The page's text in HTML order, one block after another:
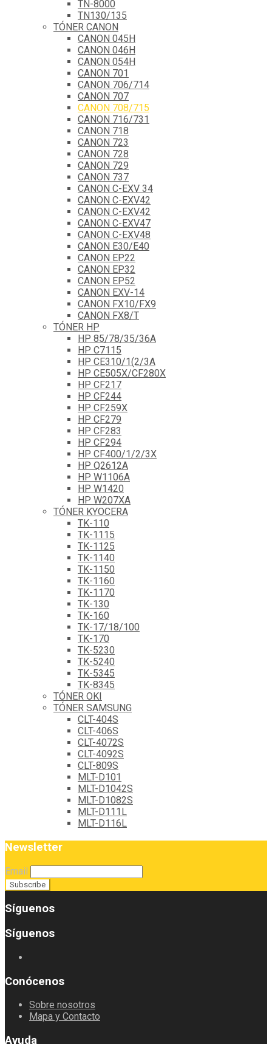
TN-8000
TN130/135
TÓNER CANON
CANON 045H
CANON 046H
CANON 054H
CANON 701
CANON 706/714
CANON 707
CANON 708/715
CANON 716/731
CANON 718
CANON 723
CANON 728
CANON 729
CANON 737
CANON C-EXV 34
CANON C-EXV42
CANON C-EXV42
CANON C-EXV47
CANON C-EXV48
CANON E30/E40
CANON EP22
CANON EP32
CANON EP52
CANON EXV-14
CANON FX10/FX9
CANON FX8/T
TÓNER HP
HP 85/78/35/36A
HP C7115
HP CE310/1(2/3A
HP CE505X/CF280X
HP CF217
HP CF244
HP CF259X
HP CF279
HP CF283
HP CF294
HP CF400/1/2/3X
HP Q2612A
HP W1106A
HP W1420
HP W207XA
TÓNER KYOCERA
TK-110
TK-1115
TK-1125
TK-1140
TK-1150
TK-1160
TK-1170
TK-130
TK-160
TK-17/18/100
TK-170
TK-5230
TK-5240
TK-5345
TK-8345
TÓNER OKI
TÓNER SAMSUNG
CLT-404S
CLT-406S
CLT-4072S
CLT-4092S
CLT-809S
MLT-D101
MLT-D1042S
MLT-D1082S
MLT-D111L
MLT-D116L
Newsletter
Email
Síguenos
Síguenos
Conócenos
Sobre nosotros
Mapa y Contacto
Ayuda